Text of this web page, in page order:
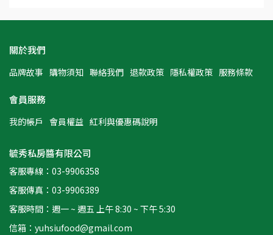
關於我們
品牌故事 購物須知 聯絡我們 退款政策 隱私權政策 服務條款
會員服務
我的帳戶 會員權益 紅利與優惠碼說明
毓秀私房醬有限公司
客服專線：03-9906358
客服傳真：03-9906389
客服時間：週一 ~ 週五 上午 8:30 ~ 下午 5:30
信箱：yuhsiufood@gmail.com